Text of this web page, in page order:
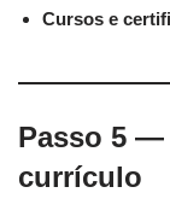
Cursos e
Passo 5 —
currículo